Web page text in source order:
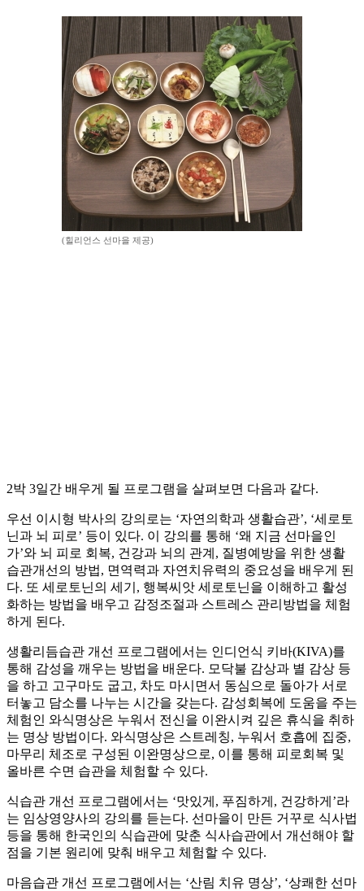
(힐리언스 선마을 제공)
2박 3일간 배우게 될 프로그램을 살펴보면 다음과 같다.
우선 이시형 박사의 강의로는 ‘자연의학과 생활습관’, ‘세로토
닌과 뇌 피로’ 등이 있다. 이 강의를 통해 ‘왜 지금 선마을인
가’와 뇌 피로 회복, 건강과 뇌의 관계, 질병예방을 위한 생활
습관개선의 방법, 면역력과 자연치유력의 중요성을 배우게 된
다. 또 세로토닌의 세기, 행복씨앗 세로토닌을 이해하고 활성
화하는 방법을 배우고 감정조절과 스트레스 관리방법을 체험
하게 된다.
생활리듬습관 개선 프로그램에서는 인디언식 키바(KIVA)를
통해 감성을 깨우는 방법을 배운다. 모닥불 감상과 별 감상 등
을 하고 고구마도 굽고, 차도 마시면서 동심으로 돌아가 서로
터놓고 담소를 나누는 시간을 갖는다. 감성회복에 도움을 주는
체험인 와식명상은 누워서 전신을 이완시켜 깊은 휴식을 취하
는 명상 방법이다. 와식명상은 스트레칭, 누워서 호흡에 집중,
마무리 체조로 구성된 이완명상으로, 이를 통해 피로회복 및
올바른 수면 습관을 체험할 수 있다.
식습관 개선 프로그램에서는 ‘맛있게, 푸짐하게, 건강하게’라
는 임상영양사의 강의를 듣는다. 선마을이 만든 거꾸로 식사법
등을 통해 한국인의 식습관에 맞춘 식사습관에서 개선해야 할
점을 기본 원리에 맞춰 배우고 체험할 수 있다.
마음습관 개선 프로그램에서는 ‘산림 치유 명상’, ‘상쾌한 선마